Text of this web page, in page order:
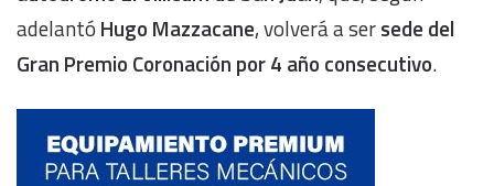
adelantó Hugo Mazzacane, volverá a sersede del
Gran Premio Coronación por 4 año consecutivo.